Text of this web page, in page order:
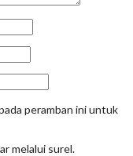
peramban ini untuk
melalui surel.